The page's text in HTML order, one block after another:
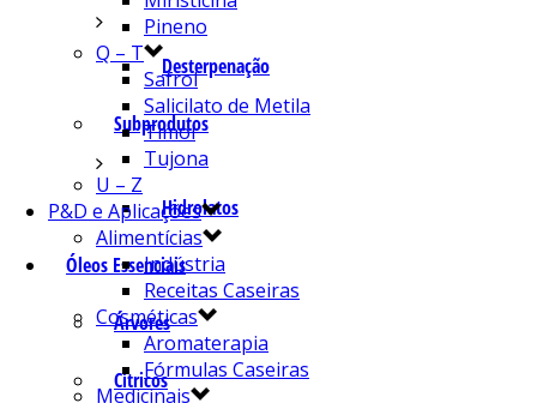
Desterpenação
Subprodutos
Hidrolatos
Óleos Essenciais
Árvores
Cítricos
Pineno
Q – T
Safrol
Salicilato de Metila
Timol
Tujona
U – Z
P&D e Aplicações
Alimentícias
Indústria
Receitas Caseiras
Cosméticas
Aromaterapia
Fórmulas Caseiras
Medicinais